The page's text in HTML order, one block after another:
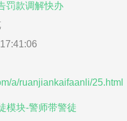
罚款调解快办
a/ruanjiankaifaanli/25.html
模块-警师带警徒